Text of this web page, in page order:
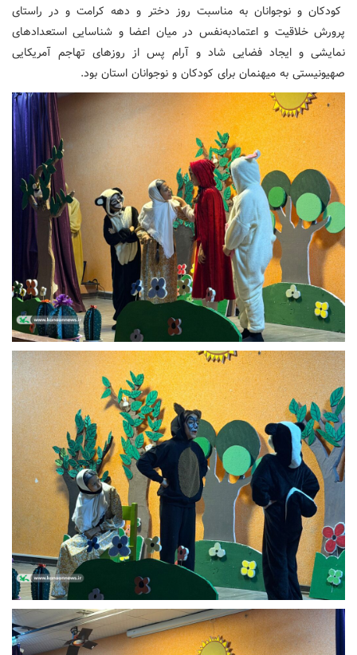
کودکان و نوجوانان به مناسبت روز دختر و دهه کرامت و در راستای
پرورش خلاقیت و اعتمادبه‌نفس در میان اعضا و شناسایی استعدادهای
نمایشی و ایجاد فضایی شاد و آرام پس از روزهای تهاجم آمریکایی
صهیونیستی به میهنمان برای کودکان و نوجوانان استان بود.